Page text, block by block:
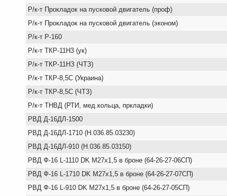
Р/к-т Прокладок на пусковой двигатель (проф)
Р/к-т Прокладок на пусковой двигатель (эконом)
Р/к-т Р-160
Р/к-т ТКР-11Н3 (ук)
Р/к-т ТКР-11НЗ (ЧТЗ)
Р/к-т ТКР-8,5С (Украина)
Р/к-т ТКР-8,5С (ЧТЗ)
Р/к-т ТНВД (РТИ, мед.кольца, пркладки)
РВД Д-16ДЛ-1500
РВД Д-16ДЛ-1710 (Н.036.85.03230)
РВД Д-16ДЛ-910 (Н.036.85.03150)
РВД Ф-16 L-1110 DK M27x1,5 в броне (64-26-27-06СП)
РВД Ф-16 L-1710 DK M27x1,5 в броне (64-26-27-07СП)
РВД Ф-16 L-910 DK M27x1,5 в броне (64-26-27-05СП)